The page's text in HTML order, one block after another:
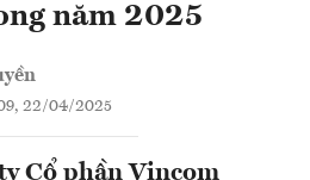
năm 2025
22/04/2025
Cổ phần Vincom